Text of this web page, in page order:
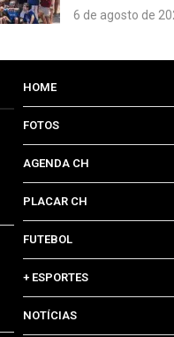
6 de agosto de
HOME
FOTOS
AGENDA CH
PLACAR CH
FUTEBOL
+ ESPORTES
NOTÍCIAS